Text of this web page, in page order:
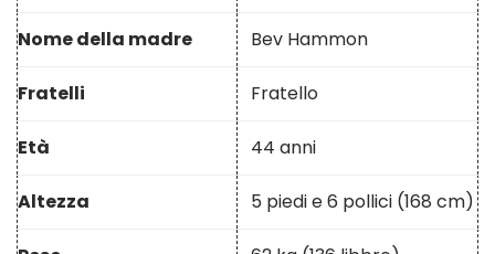
Nome della madre Bev Hammon
Fratelli Fratello
Età 44 anni
Altezza 5 piedi e 6 pollici (168 cm)